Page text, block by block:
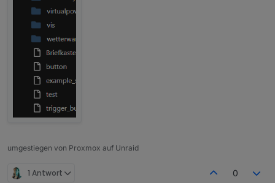
umgestiegen von Proxmox auf Unraid
1 Antwort 0